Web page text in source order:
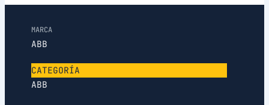
MARCA
ABB
CATEGORÍA
ABB